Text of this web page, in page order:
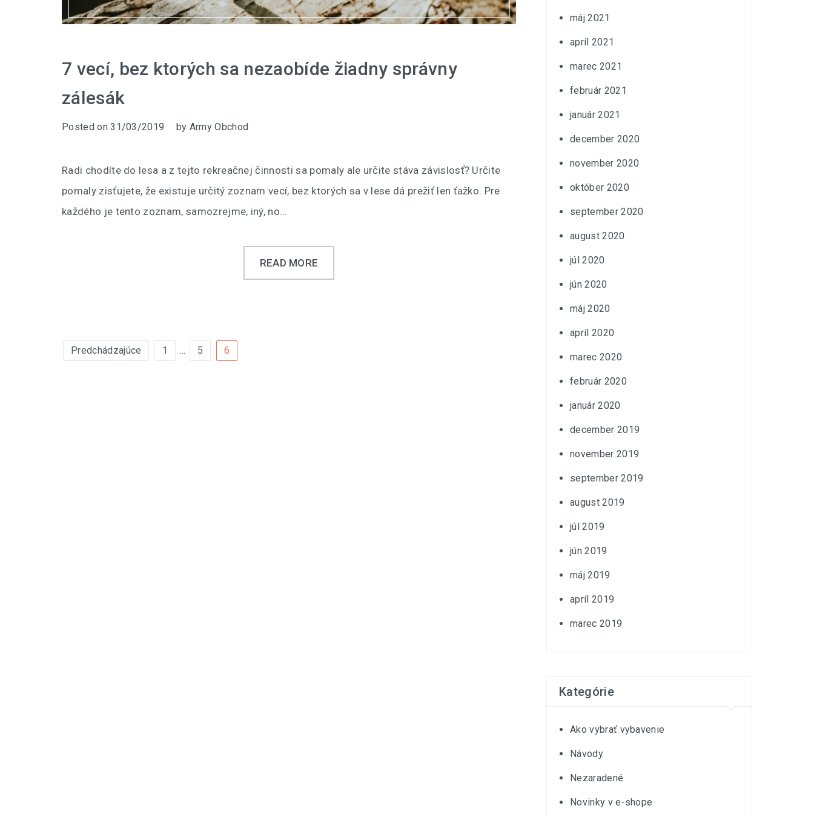
7 vecí, bez ktorých sa nezaobíde žiadny správny
zálesák
Posted on31/03/2019 by Army Obchod
Radi chodíte do lesa a z tejto rekreačnej činnosti sa pomaly ale určite stáva závislosť? Určite
pomaly zisťujete, že existuje určitý zoznam vecí, bez ktorých sa v lese dá prežiť len ťažko. Pre
každého je tento zoznam, samozrejme, iný, no…
READ MORE
Navigácia
Predchádzajúce 1 … 5 6
máj 2021
apríl 2021
marec 2021
február 2021
január 2021
december 2020
november 2020
október 2020
september 2020
august 2020
júl 2020
jún 2020
máj 2020
apríl 2020
marec 2020
február 2020
január 2020
december 2019
november 2019
september 2019
august 2019
júl 2019
jún 2019
máj 2019
apríl 2019
marec 2019
Kategórie
Ako vybrať vybavenie
Návody
Nezaradené
Novinky v e-shope